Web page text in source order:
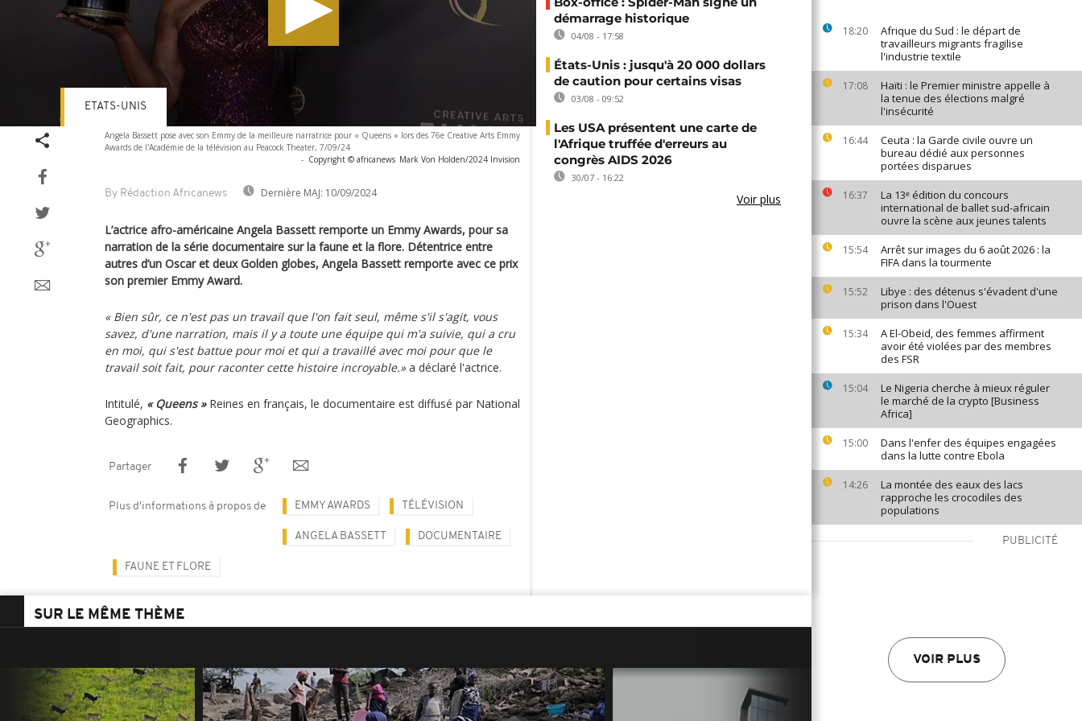
18:20
Afrique du Sud : le départ de
travailleurs migrants fragilise
l'industrie textile
17:08
Haïti : le Premier ministre appelle à
la tenue des élections malgré
l'insécurité
16:44
Ceuta : la Garde civile ouvre un
bureau dédié aux personnes
portées disparues
16:37
La 13ᵉ édition du concours
international de ballet sud-africain
ouvre la scène aux jeunes talents
15:54
Arrêt sur images du 6 août 2026 : la
FIFA dans la tourmente
15:52
Libye : des détenus s'évadent d'une
prison dans l'Ouest
15:34
A El-Obeid, des femmes affirment
avoir été violées par des membres
des FSR
15:04
Le Nigeria cherche à mieux réguler
le marché de la crypto [Business
Africa]
15:00
Dans l'enfer des équipes engagées
dans la lutte contre Ebola
14:26
La montée des eaux des lacs
rapproche les crocodiles des
populations
PUBLICITÉ
VOIR PLUS
Angela Bassett pose avec son Emmy de la meilleure narratrice pour « Queens » lors des 76e Creative Arts Emmy
Awards de l'Académie de la télévision au Peacock Theater, 7/09/24
- Copyright © africanews Mark Von Holden/2024 Invision
By Rédaction Africanews Dernière MAJ: 10/09/2024
ETATS-UNIS
L’actrice afro-américaine Angela Bassett remporte un Emmy Awards, pour sa
narration de la série documentaire sur la faune et la flore. Détentrice entre
autres d’un Oscar et deux Golden globes, Angela Bassett remporte avec ce prix
son premier Emmy Award.
« Bien sûr, ce n'est pas un travail que l'on fait seul, même s'il s'agit, vous
savez, d'une narration, mais il y a toute une équipe qui m'a suivie, qui a cru
en moi, qui s'est battue pour moi et qui a travaillé avec moi pour que le
travail soit fait, pour raconter cette histoire incroyable.»a déclaré l'actrice.
Intitulé, « Queens »Reines en français, le documentaire est diffusé par National
Geographics.
Partager
Plus d'informations à propos de EMMY AWARDS TÉLÉVISION
ANGELA BASSETT DOCUMENTAIRE
FAUNE ET FLORE
démarrage historique
04/08 - 17:58
États-Unis : jusqu'à 20 000 dollars
de caution pour certains visas
03/08 - 09:52
Les USA présentent une carte de
l'Afrique truffée d'erreurs au
congrès AIDS 2026
30/07 - 16:22
Voir plus
SUR LE MÊME THÈME